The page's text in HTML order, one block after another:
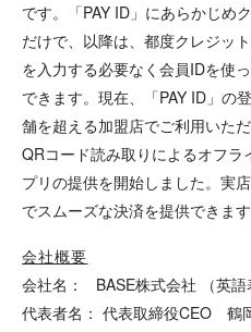
です。「PAY ID」にあらかじめ
だけで、以降は、都度クレジッ
を入力する必要なく会員IDを使
できます。現在、「PAY ID」の
舗を超える加盟店でご利用いた
QRコード読み取りによるオフ
プリの提供を開始しました。実
でスムーズな決済を提供できます
会社概要
会社名： BASE株式会社 （英語
代表者名： 代表取締役CEO 鶴